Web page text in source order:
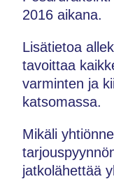
2016 aikana.
Lisätietoa
tavoittaa
varminten ja
katsomassa.
Mikäli
jatkolähettää